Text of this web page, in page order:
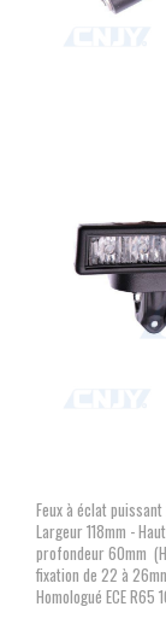
Feux à éclat
Largeur 118mm -
profondeur 60mm
fixation de 22 à
Homologué ECE R65